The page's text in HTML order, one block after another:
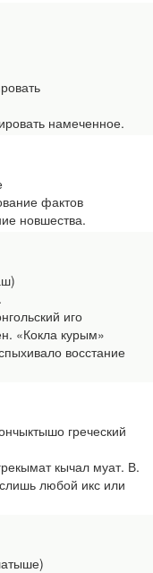
намеченное.
фактов
новшества.
иго
«Кокла курым»
восстание
греческий
кычал муат. В.
любой икс или